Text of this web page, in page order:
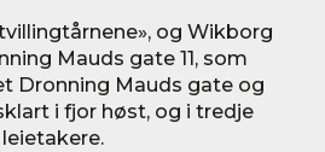
og Wikborg
Mauds gate 11, som
Dronning Mauds gate og
i fjor høst, og i tredje